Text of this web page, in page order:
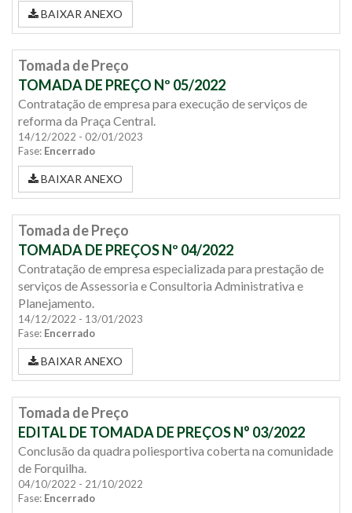
BAIXAR ANEXO
Tomada de Preço
TOMADA DE PREÇO Nº 05/2022
Contratação de empresa para execução de serviços de
reforma da Praça Central.
14/12/2022 - 02/01/2023
Fase: Encerrado
BAIXAR ANEXO
Tomada de Preço
TOMADA DE PREÇOS Nº 04/2022
Contratação de empresa especializada para prestação de
serviços de Assessoria e Consultoria Administrativa e
Planejamento.
14/12/2022 - 13/01/2023
Fase: Encerrado
BAIXAR ANEXO
Tomada de Preço
EDITAL DE TOMADA DE PREÇOS N° 03/2022
Conclusão da quadra poliesportiva coberta na comunidade
de Forquilha.
04/10/2022 - 21/10/2022
Fase: Encerrado